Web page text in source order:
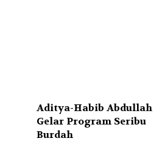
Aditya-Habib Abdullah
Gelar Program Seribu
Burdah